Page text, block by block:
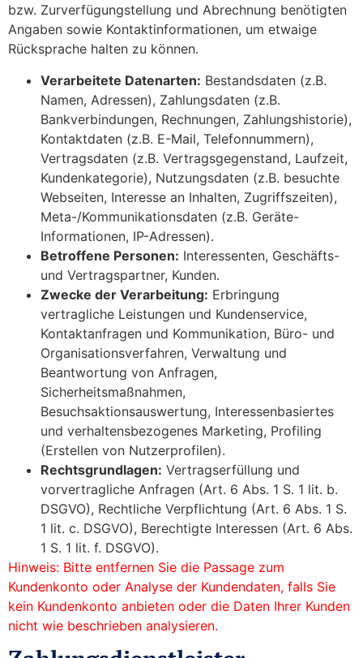
bzw. Zurverfügungstellung und Abrechnung benötigten
Angaben sowie Kontaktinformationen, um etwaige
Rücksprache halten zu können.
Verarbeitete Datenarten: Bestandsdaten (z.B.
Namen, Adressen), Zahlungsdaten (z.B.
Bankverbindungen, Rechnungen, Zahlungshistorie),
Kontaktdaten (z.B. E-Mail, Telefonnummern),
Vertragsdaten (z.B. Vertragsgegenstand, Laufzeit,
Kundenkategorie), Nutzungsdaten (z.B. besuchte
Webseiten, Interesse an Inhalten, Zugriffszeiten),
Meta-/Kommunikationsdaten (z.B. Geräte-
Informationen, IP-Adressen).
Betroffene Personen: Interessenten, Geschäfts-
und Vertragspartner, Kunden.
Zwecke der Verarbeitung: Erbringung
vertragliche Leistungen und Kundenservice,
Kontaktanfragen und Kommunikation, Büro- und
Organisationsverfahren, Verwaltung und
Beantwortung von Anfragen,
Sicherheitsmaßnahmen,
Besuchsaktionsauswertung, Interessenbasiertes
und verhaltensbezogenes Marketing, Profiling
(Erstellen von Nutzerprofilen).
Rechtsgrundlagen: Vertragserfüllung und
vorvertragliche Anfragen (Art. 6 Abs. 1 S. 1 lit. b.
DSGVO), Rechtliche Verpflichtung (Art. 6 Abs. 1 S.
1 lit. c. DSGVO), Berechtigte Interessen (Art. 6 Abs.
1 S. 1 lit. f. DSGVO).
Hinweis: Bitte entfernen Sie die Passage zum
Kundenkonto oder Analyse der Kundendaten, falls Sie
kein Kundenkonto anbieten oder die Daten Ihrer Kunden
nicht wie beschrieben analysieren.